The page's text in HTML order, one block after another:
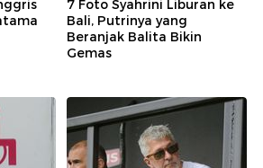
7 Foto Syahrini Liburan ke
Bali, Putrinya yang
Beranjak Balita Bikin
Gemas